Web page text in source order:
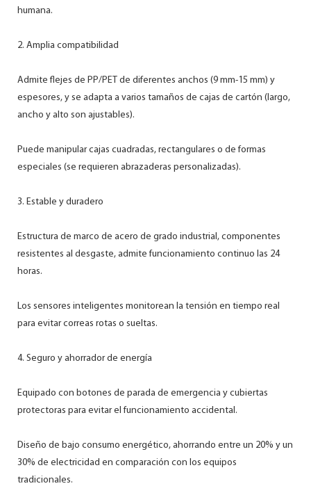
humana.
2. Amplia compatibilidad
Admite flejes de PP/PET de diferentes anchos (9 mm-15 mm) y
espesores, y se adapta a varios tamaños de cajas de cartón (largo,
ancho y alto son ajustables).
Puede manipular cajas cuadradas, rectangulares o de formas
especiales (se requieren abrazaderas personalizadas).
3. Estable y duradero
Estructura de marco de acero de grado industrial, componentes
resistentes al desgaste, admite funcionamiento continuo las 24
horas.
Los sensores inteligentes monitorean la tensión en tiempo real
para evitar correas rotas o sueltas.
4. Seguro y ahorrador de energía
Equipado con botones de parada de emergencia y cubiertas
protectoras para evitar el funcionamiento accidental.
Diseño de bajo consumo energético, ahorrando entre un 20% y un
30% de electricidad en comparación con los equipos
tradicionales.